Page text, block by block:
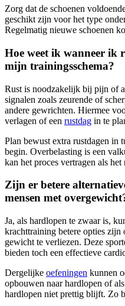
Zorg dat de schoenen
geschikt zijn voor het type
Regelmatig nieuwe schoenen
Hoe weet ik wanneer ik
mijn trainingsschema?
Rust is noodzakelijk bij pijn of
signalen zoals zeurende of
andere gewrichten. Hiermee
verlagen of een rustdag in te
Plan bewust extra rustdagen in
begin. Overbelasting is een
kan het proces vertragen als
Zijn er betere
mensen met
Ja, als hardlopen te zwaar is,
krachttraining betere opties zijn
gewicht te verliezen. Deze
bieden toch een effectieve
Dergelijke oefeningen kunnen
opbouwen naar hardlopen of
hardlopen niet prettig blijft. Zo